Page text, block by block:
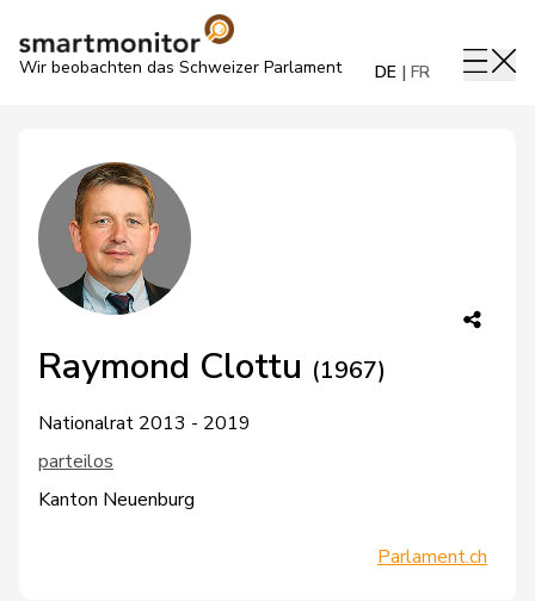
Wir beobachten das Schweizer Parlament DE FR
Raymond Clottu (1967)
Nationalrat 2013 - 2019
parteilos
Kanton Neuenburg
Parlament.ch